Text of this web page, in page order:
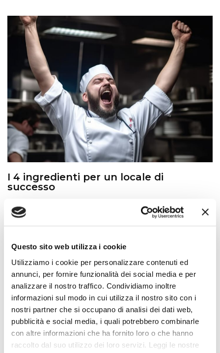
Questo sito web utilizza i cookie
Utilizziamo i cookie per personalizzare contenuti ed
annunci, per fornire funzionalità dei social media e per
analizzare il nostro traffico. Condividiamo inoltre
informazioni sul modo in cui utilizza il nostro sito con i
nostri partner che si occupano di analisi dei dati web,
pubblicità e social media, i quali potrebbero combinarle
con altre informazioni che ha fornito loro o che hanno
raccolto dal suo utilizzo dei loro servizi. Leggi le nostre
I 4 ingredienti per un locale di
successo
Imprenditore Ho.Re.Ca. Il Settore Ho.Re.Ca.,
Ristoratore E Imprenditore,Costruire Un Locale Di
I 4 ingredienti chiave per un’attività di successo Vuoi
saperne...
Leggi tutto